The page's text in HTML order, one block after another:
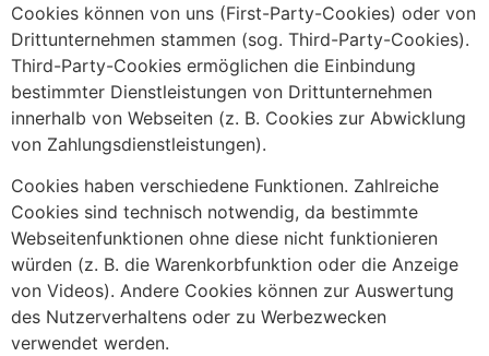
Cookies können von uns (First-Party-Cookies) oder von
Drittunternehmen stammen (sog. Third-Party-Cookies).
Third-Party-Cookies ermöglichen die Einbindung
bestimmter Dienstleistungen von Drittunternehmen
innerhalb von Webseiten (z. B. Cookies zur Abwicklung
von Zahlungsdienstleistungen).
Cookies haben verschiedene Funktionen. Zahlreiche
Cookies sind technisch notwendig, da bestimmte
Webseitenfunktionen ohne diese nicht funktionieren
würden (z. B. die Warenkorbfunktion oder die Anzeige
von Videos). Andere Cookies können zur Auswertung
des Nutzerverhaltens oder zu Werbezwecken
verwendet werden.